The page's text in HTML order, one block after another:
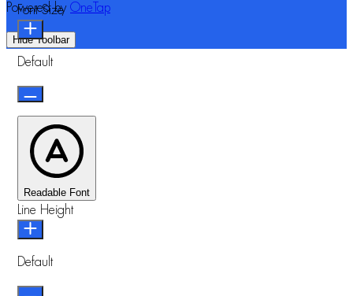
Powered by OneTap
Hide Toolbar
Font Size
Default
Readable Font
Line Height
Default